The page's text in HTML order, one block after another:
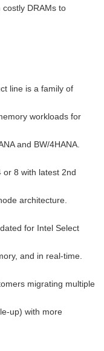
DRAMs to
line is a family of
workloads for
and BW/4HANA.
8 with latest 2nd
architecture.
for Intel Select
and in real-time.
migrating multiple
up) with more